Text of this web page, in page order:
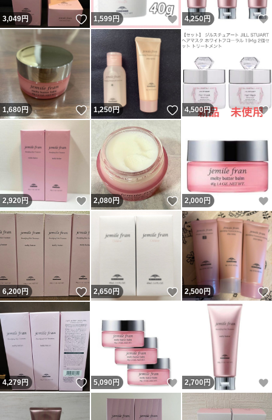
3,049円 いいね！
1,599円 いいね！
4,250円
1,680円 いいね！
1,250円 いいね！
4,500円
2,920円 いいね！
2,080円 いいね！
2,000 円
6,200円 いいね！
2,650円 いいね！
2,500円
4,279円 いいね！
5,090 円 いいね！
2,700 円